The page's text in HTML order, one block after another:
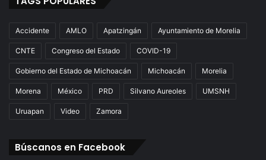
Accidente AMLO Apatzingán Ayuntamiento de Morelia
CNTE Congreso del Estado COVID-19
Gobierno del Estado de Michoacán Michoacán Morelia
Morena México PRD Silvano Aureoles UMSNH
Uruapan Video Zamora
Búscanos en Facebook